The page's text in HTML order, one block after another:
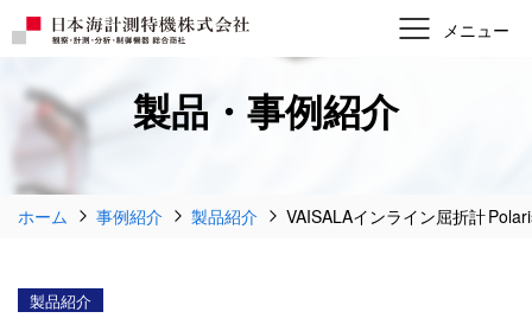
製品・事例紹介
ホーム 事例紹介 製品紹介 VAISALAインライン屈折計
製品紹介